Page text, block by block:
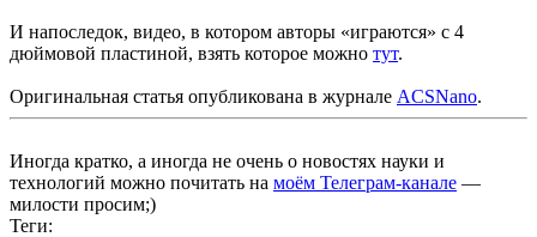
И напоследок, видео, в котором авторы «играются» с 4
дюймовой пластиной, взять которое можно тут.
Оригинальная статья опубликована в журнале ACSNano.
Иногда кратко, а иногда не очень о новостях науки и
технологий можно почитать на моём Телеграм-канале —
милости просим;)
Теги: